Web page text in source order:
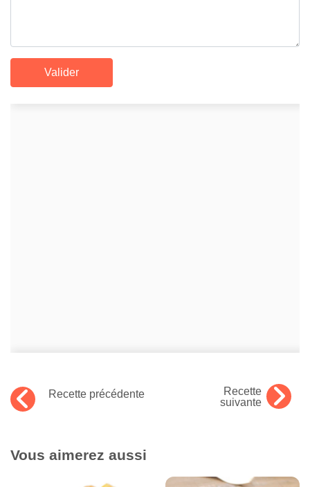
Recette précédente
Recette
suivante
Vous aimerez aussi